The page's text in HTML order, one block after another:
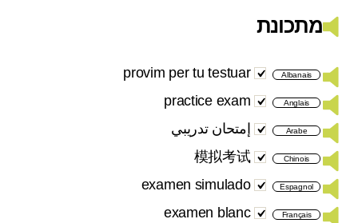
מתכונת
Albanais
provim per tu testuar
Anglais
practice exam
Arabe إمتحان تدريبي
Chinois
模拟考试
Espagnol
examen simulado
Français
examen blanc